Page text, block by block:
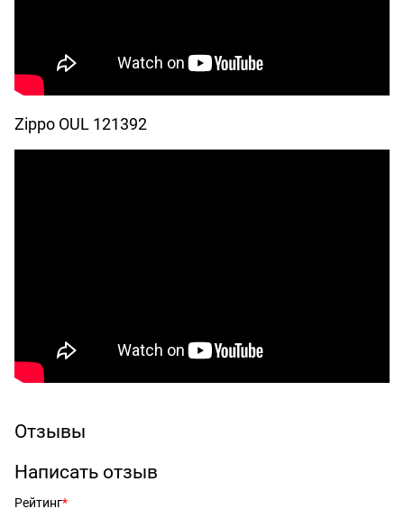
Zippo OUL 121392
Отзывы
Написать отзыв
Рейтинг